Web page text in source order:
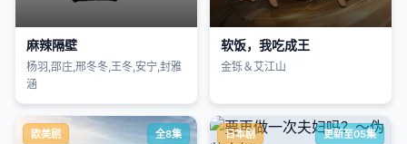
麻辣隔壁
杨羽,邵庄,邢冬冬,王冬,安宁,封雅
涵
软饭，我吃成王
金铄＆艾江山
欧美剧 全8集 日本剧 更新至05集